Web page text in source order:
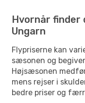
Hvornår finder
Ungarn
Flypriserne kan
sæsonen og
Højsæsonen
mens rejser i
bedre priser og